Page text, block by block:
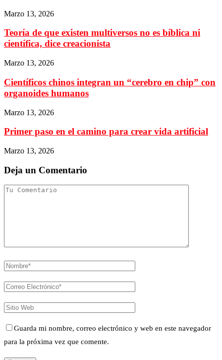
Marzo 13, 2026
Teoría de que existen multiversos no es bíblica ni
científica, dice creacionista
Marzo 13, 2026
Científicos chinos integran un “cerebro en chip” con
organoides humanos
Marzo 13, 2026
Primer paso en el camino para crear vida artificial
Marzo 13, 2026
Deja un Comentario
Guarda mi nombre, correo electrónico y web en este navegador
para la próxima vez que comente.